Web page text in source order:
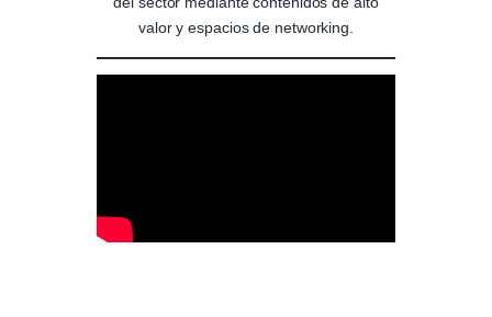
valor y espacios de networking.